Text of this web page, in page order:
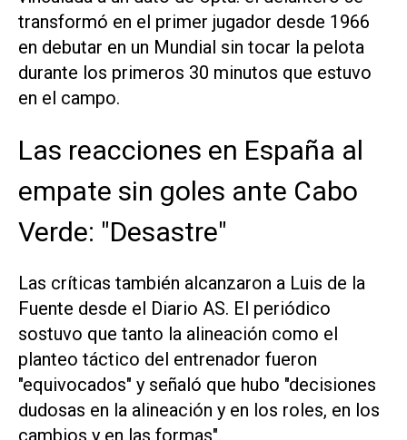
transformó en el primer jugador desde 1966
en debutar en un Mundial sin tocar la pelota
durante los primeros 30 minutos que estuvo
en el campo.
Las reacciones en España al
empate sin goles ante Cabo
Verde: "Desastre"
Las críticas también alcanzaron a Luis de la
Fuente desde el Diario AS. El periódico
sostuvo que tanto la alineación como el
planteo táctico del entrenador fueron
"equivocados" y señaló que hubo "decisiones
dudosas en la alineación y en los roles, en los
cambios y en las formas".